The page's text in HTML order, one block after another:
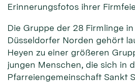
Erinnerungsfotos ihrer
Die Gruppe der 28 Firmlinge
Düsseldorfer Norden gehört
Heyen zu einer größeren
jungen Menschen, die sich in
Pfarreiengemeinschaft Sankt